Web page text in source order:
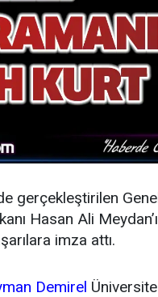
gerçekleştirilen Genel
Hasan Ali
imza attı.
Demirel